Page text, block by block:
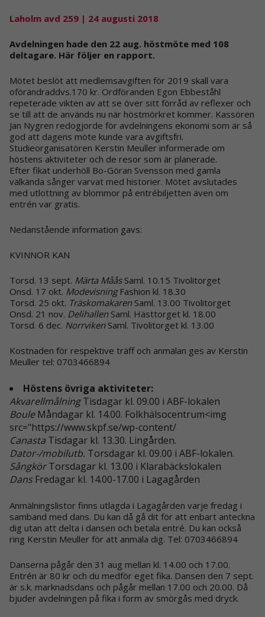
Laholm avd 259 | 24 augusti 2018
Avdelningen hade den 22 aug. höstmöte med 108
deltagare. Här följer en rapport.
Mötet beslöt att medlemsavgiften för 2019 skall vara
oförändraddvs.170 kr. Ordföranden Egon Ebbeståhl
repeterade vikten av att se över sitt förråd av reflexer och
se till att de används nu när höstmörkret kommer. Kassören
Jan Nygren redogjorde för avdelningens ekonomi som är så
god att dagens möte kunde vara avgiftsfri.
Studieorganisatören Kerstin Meuller informerade om
höstens aktiviteter och de resor som är planerade.
Efter fikat underhöll Bo-Göran Svensson med gamla
välkända sånger varvat med historier. Mötet avslutades
med utlottning av blommor på entrébiljetten även om
entrén var gratis.
Nedanstående information gavs:
KVINNOR KAN
Torsd. 13 sept. Märta MååsSaml. 10.15 Tivolitorget
Onsd. 17 okt. ModevisningFashion kl. 18.30
Torsd. 25 okt. TräskomakarenSaml. 13.00 Tivolitorget
Onsd. 21 nov. DelihallenSaml. Hästtorget kl. 18.00
Torsd. 6 dec. NorrvikenSaml. Tivolitorget kl. 13.00
Kostnaden för respektive träff och anmälan ges av Kerstin
Meuller tel: 0703466894
Höstens övriga aktiviteter:
AkvarellmålningTisdagar kl. 09.00 i ABF-lokalen
BouleMåndagar kl. 14.00. Folkhälsocentrum<img
src="https://www.skpf.se/wp-content/
Canasta Tisdagar kl. 13.30. Lingården.
Dator-/mobilutb. Torsdagar kl. 09.00 i ABF-lokalen.
SångkörTorsdagar kl. 13.00 i Klarabäckslokalen
DansFredagar kl. 14.00-17.00 i Lagagården
Anmälningslistor finns utlagda i Lagagården varje fredag i
samband med dans. Du kan då gå dit för att enbart anteckna
dig utan att delta i dansen och betala entré. Du kan också
ring Kerstin Meuller för att anmäla dig. Tel: 0703466894
Danserna pågår den 31 aug mellan kl. 14.00 och 17.00.
Entrén är 80 kr och du medför eget fika. Dansen den 7 sept.
är s.k. marknadsdans och pågår mellan 17.00 och 20.00. Då
bjuder avdelningen på fika i form av smörgås med dryck.